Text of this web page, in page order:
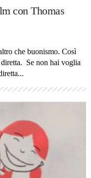
con Thomas
che buonismo. Così
Se non hai voglia